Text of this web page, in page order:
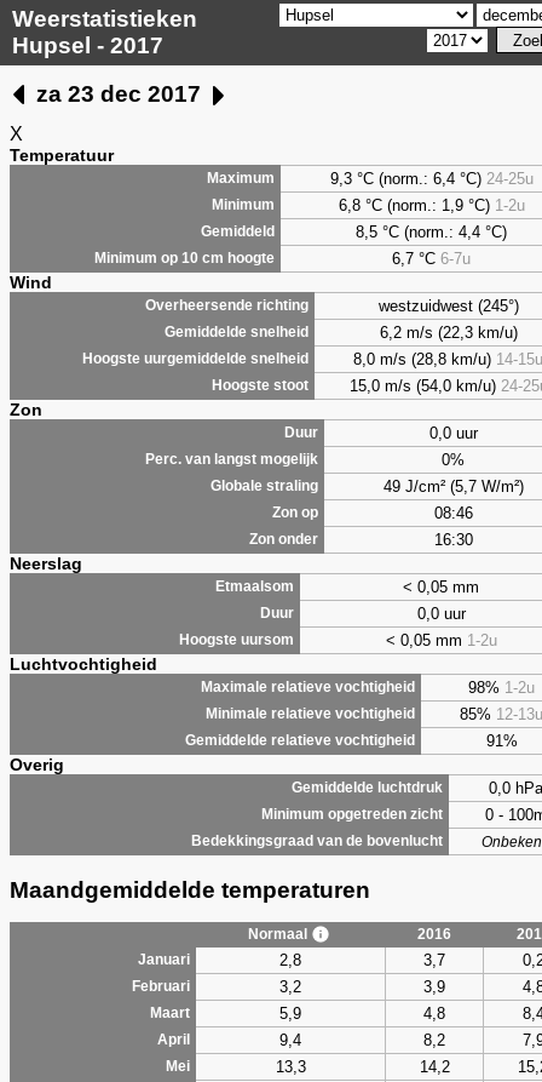
Weerstatistieken
Hupsel - 2017
za 23 dec 2017
X
Temperatuur
Maximum 9,3 °C (norm.: 6,4 °C) 24-25u
Minimum 6,8 °C (norm.: 1,9 °C) 1-2u
Gemiddeld 8,5 °C (norm.: 4,4 °C)
Minimum op 10 cm hoogte 6,7 °C 6-7u
Wind
Overheersende richting westzuidwest (245°)
Gemiddelde snelheid 6,2 m/s (22,3 km/u)
Hoogste uurgemiddelde snelheid 8,0 m/s (28,8 km/u) 14-15u
Hoogste stoot 15,0 m/s (54,0 km/u) 24-
Zon
Duur 0,0 uur
Perc. van langst mogelijk 0%
Globale straling 49 J/cm² (5,7 W/m²)
Zon op 08:46
Zon onder 16:30
Neerslag
Etmaalsom < 0,05 mm
Duur 0,0 uur
Hoogste uursom < 0,05 mm 1-2u
Luchtvochtigheid
Maximale relatieve vochtigheid 98% 1-2u
Minimale relatieve vochtigheid 85% 12-13u
Gemiddelde relatieve vochtigheid 91%
Overig
Gemiddelde luchtdruk 0,0 hPa
Minimum opgetreden zicht 0 -
Bedekkingsgraad van de bovenlucht
Maandgemiddelde temperaturen
Normaal 2016
Januari
2,8 3,7
Februari 3,2 3,9
Maart 5,9 4,8
April 9,4 8,2
Mei 13,3 14,2